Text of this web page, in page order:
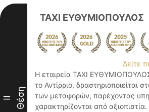
II Θέση
TAXI ΕΥΘΥΜΙΟΠΟΥΛΟΣ
Δείτε
Η εταιρεία TAXI
το Αντίρριο, δραστηριοποιείται
των μεταφορών, παρέχοντας
χαρακτηρίζονται από